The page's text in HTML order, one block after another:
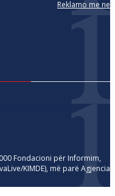
Reklamo me ne
Fondacioni për Informim,
KIMDE), më parë Agjencia